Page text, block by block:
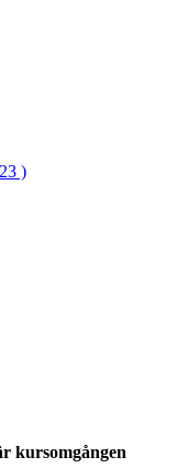
)
kursomgången